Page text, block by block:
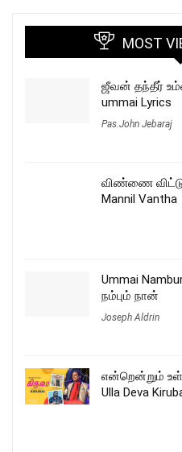
MOST
ஜீவன் தந்தீர்
ummai Lyrics
Pas.John Jebaraj
விண்ணை
Mannil Vantha
Ummai
நம்பும் நான்
Joseph Aldrin
என்றென்றும்
Ulla Deva